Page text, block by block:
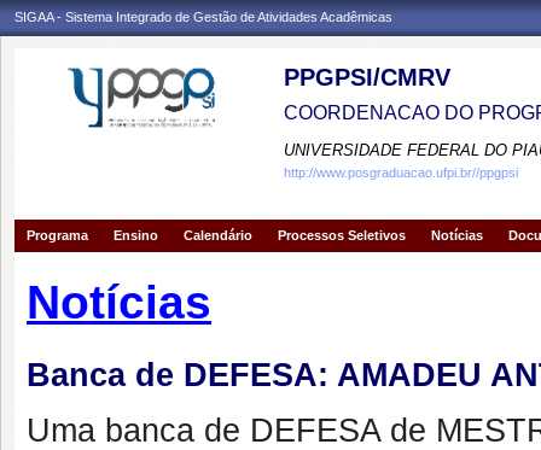
SIGAA - Sistema Integrado de Gestão de Atividades Acadêmicas
PPGPSI/CMRV
COORDENACAO DO
UNIVERSIDADE FEDERAL DO
http://www.posgraduacao.ufpi.br//ppgpsi
Programa Ensino Calendário Processos Seletivos Notícias
Notícias
Banca de DEFESA: AMADEU
Uma banca de DEFESA de